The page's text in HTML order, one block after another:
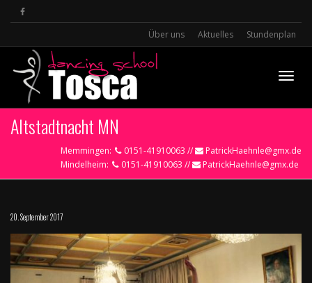
Über uns Aktuelles Stundenplan
Altstadtnacht MN
Memmingen: 0151-41910063 //
PatrickHaehnle@gmx.de
Mindelheim:
0151-41910063 // PatrickHaehnle@gmx.de
20. September 2017